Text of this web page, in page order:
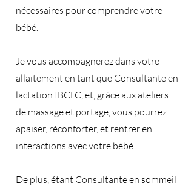
nécessaires pour comprendre votre
bébé.
Je vous accompagnerez dans votre
allaitement en tant que Consultante en
lactation IBCLC, et, grâce aux ateliers
de massage et portage, vous pourrez
apaiser, réconforter, et rentrer en
interactions avec votre bébé.
De plus, étant Consultante en sommeil